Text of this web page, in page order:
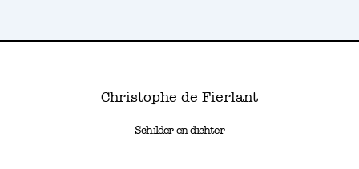
Christophe de Fierlant
Schilder en dichter